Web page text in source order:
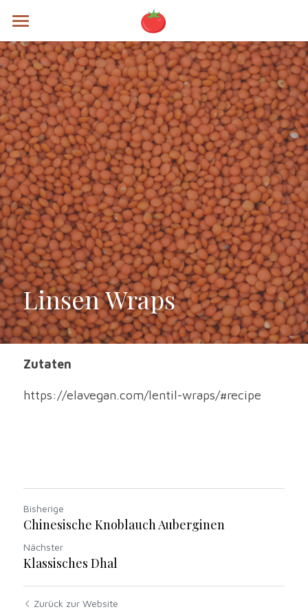
Rezepte
Alle Kategorien
Brunch
Mains
Soups
Specials
Sweets
Testing
Linsen Wraps
Zutaten
https://elavegan.com/lentil-wraps/#recipe
Bisherige
Chinesische Knoblauch Auberginen
Nächster
Klassisches Dhal
Zurück zur Website